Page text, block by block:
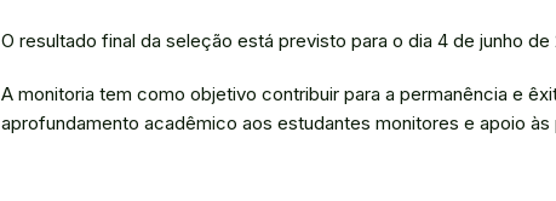
O resultado final da seleção está previsto para o dia 4 de junho de
A monitoria tem como objetivo contribuir para a permanência e
aprofundamento acadêmico aos estudantes monitores e apoio